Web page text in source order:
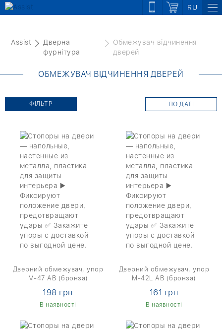
RU
Assist
Дверна
фурнітура
Обмежувач відчинення
дверей
ОБМЕЖУВАЧ ВІДЧИНЕННЯ ДВЕРЕЙ
ФІЛЬТР ПО ДАТІ
Дверний обмежувач, упор
M-47 AB (бронза)
198 грн
В наявності
Дверний обмежувач, упор
M-42L AB (бронза)
161 грн
В наявності